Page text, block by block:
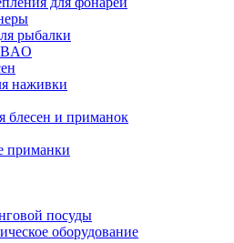
рыбалки
наживки
блесен и приманок
приманки
посуды
оборудование